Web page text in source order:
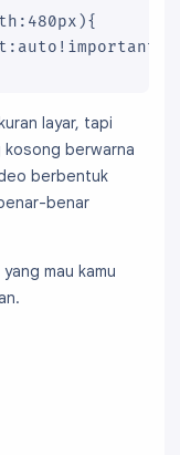
layar, tapi
kosong berwarna
berbentuk
benar
mau kamu